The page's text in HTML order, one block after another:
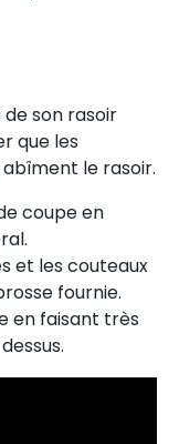
son rasoir
que les
le rasoir.
coupe en
et les couteaux
fournie.
en faisant très